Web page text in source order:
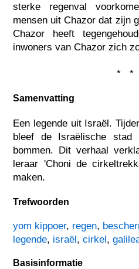
sterke regenval
mensen uit Chazor dat zijn
Chazor heeft
inwoners van Chazor zich
* *
Samenvatting
Een legende uit Israël.
bleef de Israëlische stad
bommen. Dit verhaal
leraar 'Choni de
maken.
Trefwoorden
yom kippoer, regen,
legende, israël,cirkel,
Basisinformatie